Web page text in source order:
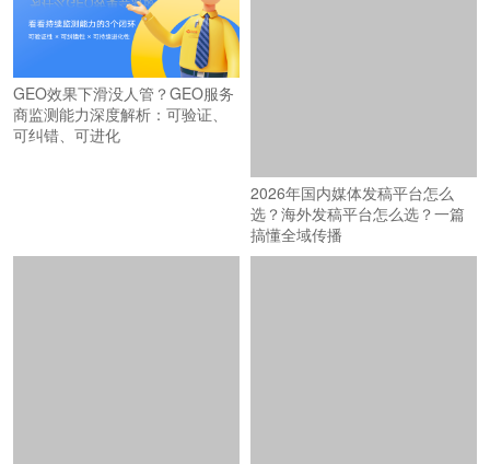
GEO效果下滑没人管？GEO服务
商监测能力深度解析：可验证、
可纠错、可进化